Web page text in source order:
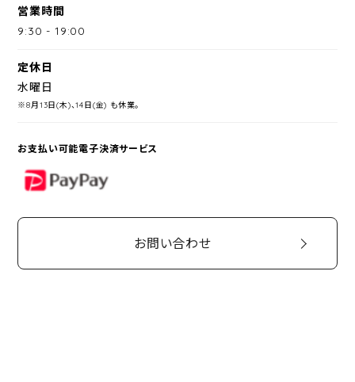
営業時間
9:30 -19:00
定休日
水曜日
※8月13日(木)、14日(金) も休業。
お支払い可能電子決済サービス
PayPay
お問い合わせ